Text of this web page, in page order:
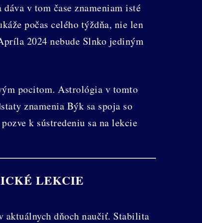
v tom čase znameniam isté
počas celého týždňa, nie len
2024 nebude Slnko jediným
pocitom. Astrológia v tomto
znamenia Býk sa spoja so
k sústredeniu sa na lekcie
LEKCIE
aktuálnych dňoch naučiť. Stabilita